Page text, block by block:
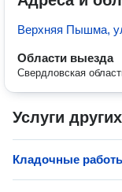
Верхняя Пышма,
Области выезда
Свердловская
Услуги
Кладочные